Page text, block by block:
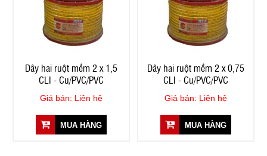
Dây hai ruột mềm 2 x 1,5
CLI - Cu/PVC/PVC
Giá bán: Liên hệ
MUA HÀNG
Dây hai ruột mềm 2 x 0,75
CLI - Cu/PVC/PVC
Giá bán: Liên hệ
MUA HÀNG